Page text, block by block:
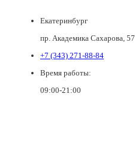
Екатеринбург
пр. Академика Сахарова, 57
+7 (343) 271-88-84
Время работы:
09:00-21:00